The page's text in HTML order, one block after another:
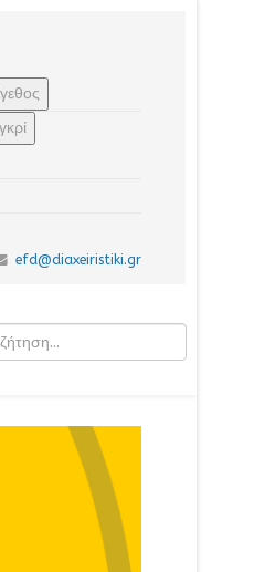
efd@diaxeiristiki.gr